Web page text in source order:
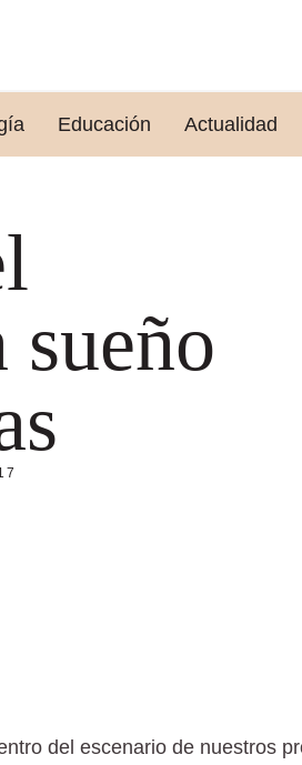
Educación Actualidad
sueño
del escenario de nuestros